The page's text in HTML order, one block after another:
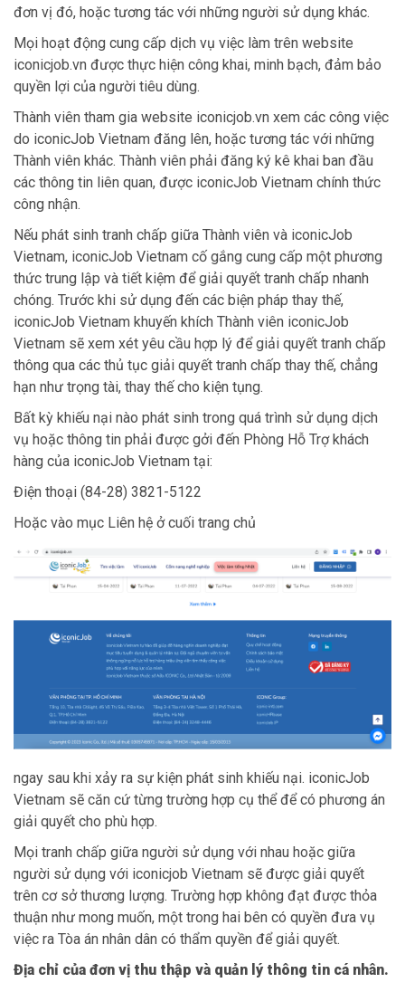
đơn vị đó, hoặc tương tác với những người sử dụng khác.
Mọi hoạt động cung cấp dịch vụ việc làm trên website
iconicjob.vn được thực hiện công khai, minh bạch, đảm bảo
quyền lợi của người tiêu dùng.
Thành viên tham gia website iconicjob.vn xem các công việc
do iconicJob Vietnam đăng lên, hoặc tương tác với những
Thành viên khác. Thành viên phải đăng ký kê khai ban đầu
các thông tin liên quan, được iconicJob Vietnam chính thức
công nhận.
Nếu phát sinh tranh chấp giữa Thành viên và iconicJob
Vietnam, iconicJob Vietnam cố gắng cung cấp một phương
thức trung lập và tiết kiệm để giải quyết tranh chấp nhanh
chóng. Trước khi sử dụng đến các biện pháp thay thế,
iconicJob Vietnam khuyến khích Thành viên iconicJob
Vietnam sẽ xem xét yêu cầu hợp lý để giải quyết tranh chấp
thông qua các thủ tục giải quyết tranh chấp thay thế, chẳng
hạn như trọng tài, thay thế cho kiện tụng.
Bất kỳ khiếu nại nào phát sinh trong quá trình sử dụng dịch
vụ hoặc thông tin phải được gởi đến Phòng Hỗ Trợ khách
hàng của iconicJob Vietnam tại:
Điện thoại (84-28) 3821-5122
Hoặc vào mục Liên hệ ở cuối trang chủ
ngay sau khi xảy ra sự kiện phát sinh khiếu nại. iconicJob
Vietnam sẽ căn cứ từng trường hợp cụ thể để có phương án
giải quyết cho phù hợp.
Mọi tranh chấp giữa người sử dụng với nhau hoặc giữa
người sử dụng với iconicjob Vietnam sẽ được giải quyết
trên cơ sở thương lượng. Trường hợp không đạt được thỏa
thuận như mong muốn, một trong hai bên có quyền đưa vụ
việc ra Tòa án nhân dân có thẩm quyền để giải quyết.
Địa chỉ của đơn vị thu thập và quản lý thông tin cá nhân.